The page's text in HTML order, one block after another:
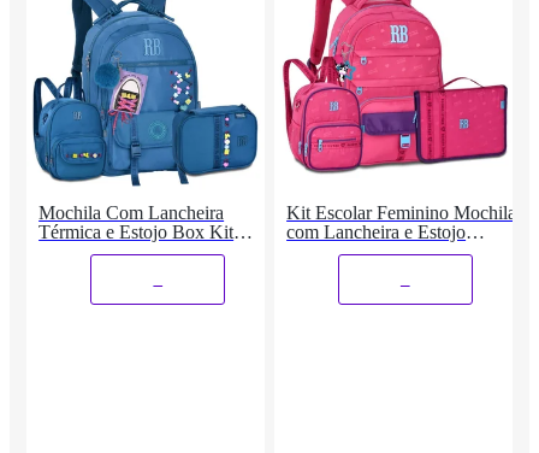
Mochila Com Lancheira
Térmica e Estojo Box Kit
Escolar Feminino
Kit Escolar Feminino Mochila
com Lancheira e Estojo
Fichário